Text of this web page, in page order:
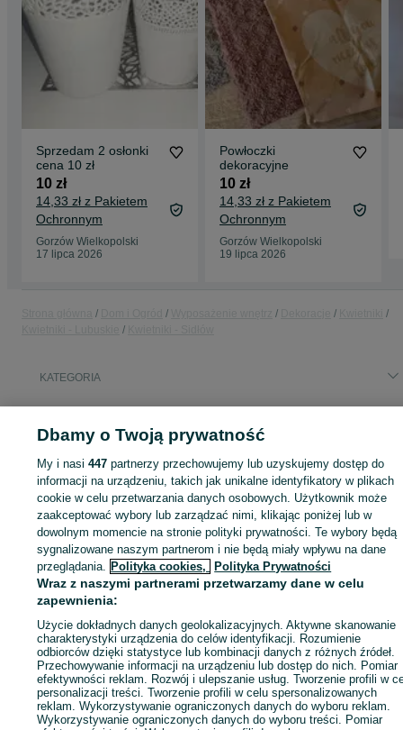
Sprzedam 2 osłonki
cena 10 zł
10 zł
14,33 zł z Pakietem
Ochronnym
Gorzów Wielkopolski
17 lipca 2026
Powłoczki
dekoracyjne
10 zł
14,33 zł z Pakietem
Ochronnym
Gorzów Wielkopolski
19 lipca 2026
KATEGORIA
Zaloguj się lub załóż konto na OLX, aby skontaktować się z
sprzedającym
Zaloguj się / Załóż konto
Zadzwoń / SMS Wyślij wiadomość
Dbamy o Twoją prywatność
My i nasi447 partnerzy przechowujemy lub uzyskujemy dostęp do
informacji na urządzeniu, takich jak unikalne identyfikatory w plikach
cookie w celu przetwarzania danych osobowych. Użytkownik może
zaakceptować wybory lub zarządzać nimi, klikając poniżej lub w
dowolnym momencie na stronie polityki prywatności. Te wybory będą
sygnalizowane naszym partnerom i nie będą miały wpływu na dane
przeglądania. Polityka cookies, Polityka Prywatności
Wraz z naszymi partnerami przetwarzamy dane w celu
zapewnienia:
Użycie dokładnych danych geolokalizacyjnych. Aktywne skanowanie
charakterystyki urządzenia do celów identyfikacji. Rozumienie
odbiorców dzięki statystyce lub kombinacji danych z różnych źródeł.
Przechowywanie informacji na urządzeniu lub dostęp do nich. Pomiar
efektywności reklam. Rozwój i ulepszanie usług. Tworzenie profili w
personalizacji treści. Tworzenie profili w celu spersonalizowanych
reklam. Wykorzystywanie ograniczonych danych do wyboru reklam.
Wykorzystywanie ograniczonych danych do wyboru treści. Pomiar